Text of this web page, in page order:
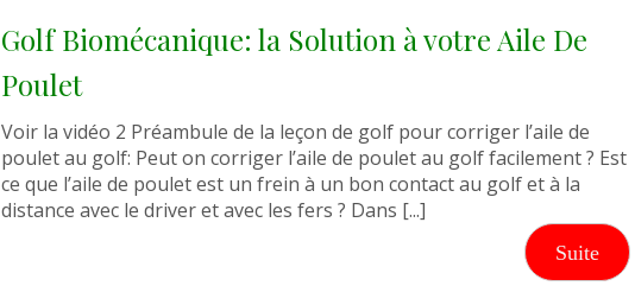
Golf Biomécanique: la Solution à votre Aile De
Poulet
Voir la vidéo 2 Préambule de la leçon de golf pour corriger l’aile de
poulet au golf: Peut on corriger l’aile de poulet au golf facilement ? Est
ce que l’aile de poulet est un frein à un bon contact au golf et à la
distance avec le driver et avec les fers ? Dans [...]
Suite